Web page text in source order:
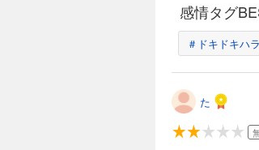
感情タグ
＃ドキドキハ
た